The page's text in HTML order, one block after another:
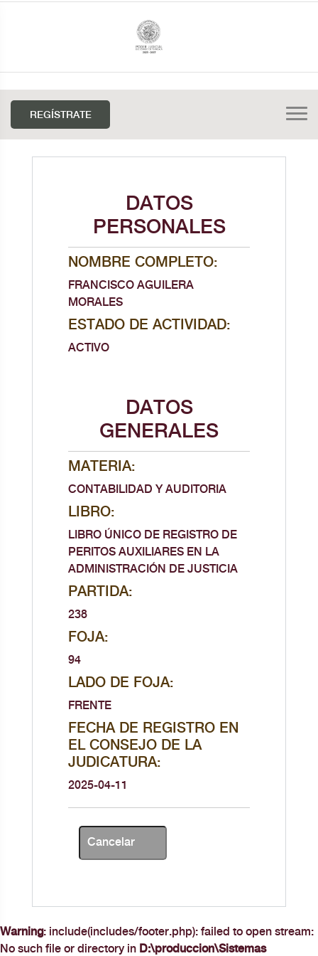
REGÍSTRATE
DATOS
PERSONALES
NOMBRE COMPLETO:
FRANCISCO AGUILERA
MORALES
ESTADO DE ACTIVIDAD:
ACTIVO
DATOS
GENERALES
MATERIA:
CONTABILIDAD Y AUDITORIA
LIBRO:
LIBRO ÚNICO DE REGISTRO DE
PERITOS AUXILIARES EN LA
ADMINISTRACIÓN DE JUSTICIA
PARTIDA:
238
FOJA:
94
LADO DE FOJA:
FRENTE
FECHA DE REGISTRO EN
EL CONSEJO DE LA
JUDICATURA:
2025-04-11
Warning: include(includes/footer.php): failed to open stream:
No such file or directory in D:\produccion\Sistemas